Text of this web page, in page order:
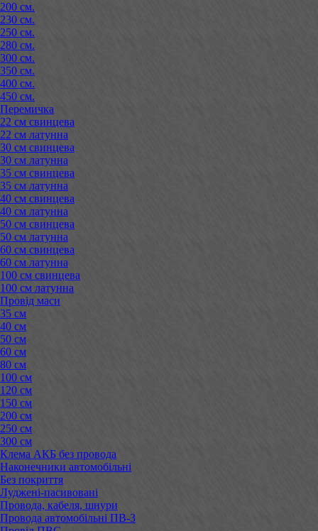
200 см.
230 см.
250 см.
280 см.
300 см.
350 см.
400 см.
450 см.
Перемичка
22 см свинцева
22 см латунна
30 см свинцева
30 см латунна
35 см свинцева
35 см латунна
40 см свинцева
40 см латунна
50 см свинцева
50 см латунна
60 см свинцева
60 см латунна
100 см свинцева
100 см латунна
Провід маси
35 см
40 см
50 см
60 см
80 см
100 см
120 см
150 см
200 см
250 см
300 см
Клема АКБ без провода
Наконечники автомобільні
Без покриття
Луджені-пасивовані
Провода, кабеля, шнури
Провода автомобільні ПВ-3